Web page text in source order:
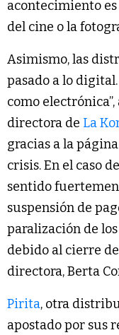
acontecimiento
del cine o la
Asimismo, las
pasado a lo
como
directora de La
gracias a la
crisis. En el caso de
sentido
suspensión de
paralización de
debido al cierre
directora, Berta
Pirita, otra
apostado por sus